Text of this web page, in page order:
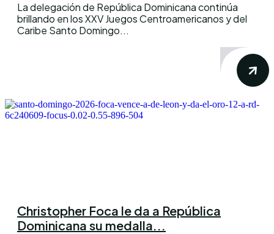
La delegación de República Dominicana continúa
brillando en los XXV Juegos Centroamericanos y del
Caribe Santo Domingo...
Christopher Foca le da a República
Dominicana su medalla...